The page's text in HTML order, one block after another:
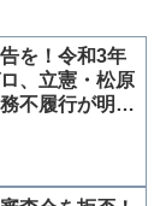
を！令和3年
、立憲・松原
不履行が明ら